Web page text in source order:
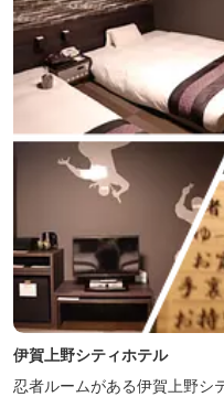
伊賀上野シティホテル
忍者ルームがある伊賀上野シ